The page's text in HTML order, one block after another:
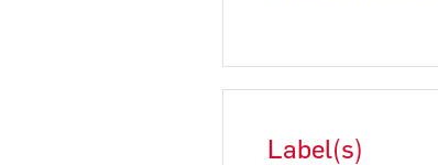
Label(s)